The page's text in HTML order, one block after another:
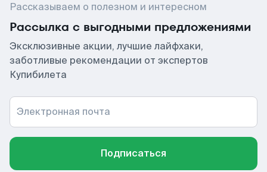
Рассказываем о полезном и интересном
Рассылка с выгодными предложениями
Эксклюзивные акции, лучшие лайфхаки,
заботливые рекомендации от экспертов
Купибилета
Электронная почта
Подписаться